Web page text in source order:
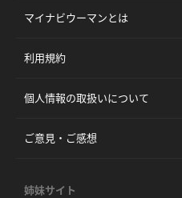
マイナビウーマンとは
利用規約
個人情報の取扱いについて
ご意見・ご感想
姉妹サイト